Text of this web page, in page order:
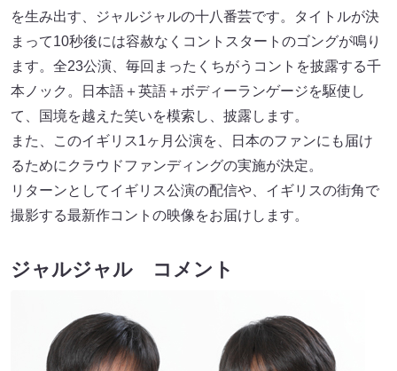
を生み出す、ジャルジャルの十八番芸です。タイトルが決
まって10秒後には容赦なくコントスタートのゴングが鳴り
ます。全23公演、毎回まったくちがうコントを披露する千
本ノック。日本語＋英語＋ボディーランゲージを駆使し
て、国境を越えた笑いを模索し、披露します。
また、このイギリス1ヶ月公演を、日本のファンにも届け
るためにクラウドファンディングの実施が決定。
リターンとしてイギリス公演の配信や、イギリスの街角で
撮影する最新作コントの映像をお届けします。
ジャルジャル コメント